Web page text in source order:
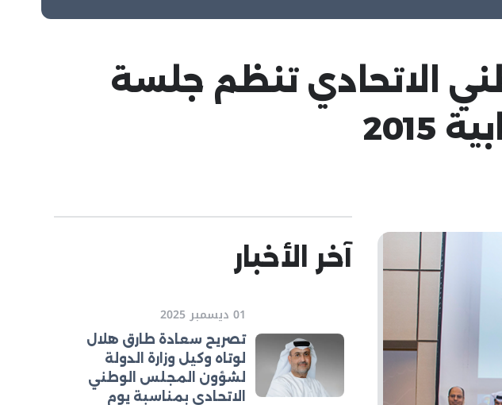
الاتحادي تنظم جلسة
آخر الأخبار
01 ديسمبر 2025
تصريح سعادة طارق هلال
لوتاه وكيل وزارة الدولة
لشؤون المجلس الوطني
الاتحادي بمناسبة يوم